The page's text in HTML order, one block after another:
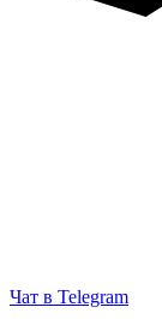
Чат в Telegram